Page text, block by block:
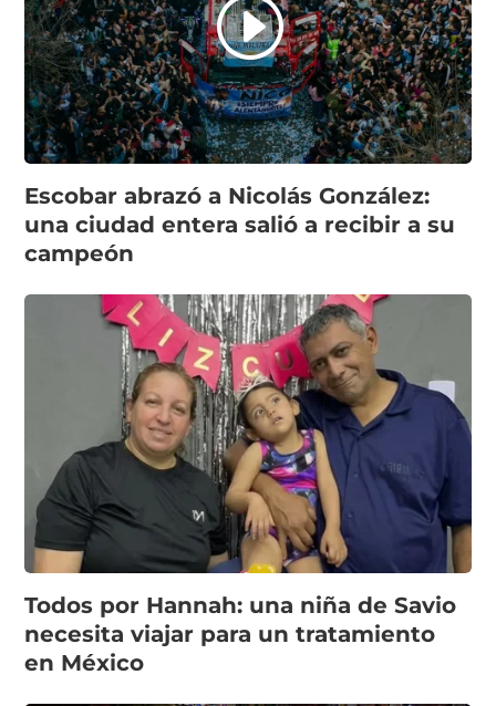
Escobar abrazó a Nicolás González:
una ciudad entera salió a recibir a su
campeón
Todos por Hannah: una niña de Savio
necesita viajar para un tratamiento
en México